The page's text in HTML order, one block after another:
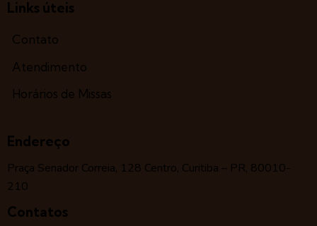
Links úteis
Contato
Atendimento
Horários de Missas
Endereço
Praça Senador Correia, 128 Centro, Curitiba – PR, 80010-
210
Contatos